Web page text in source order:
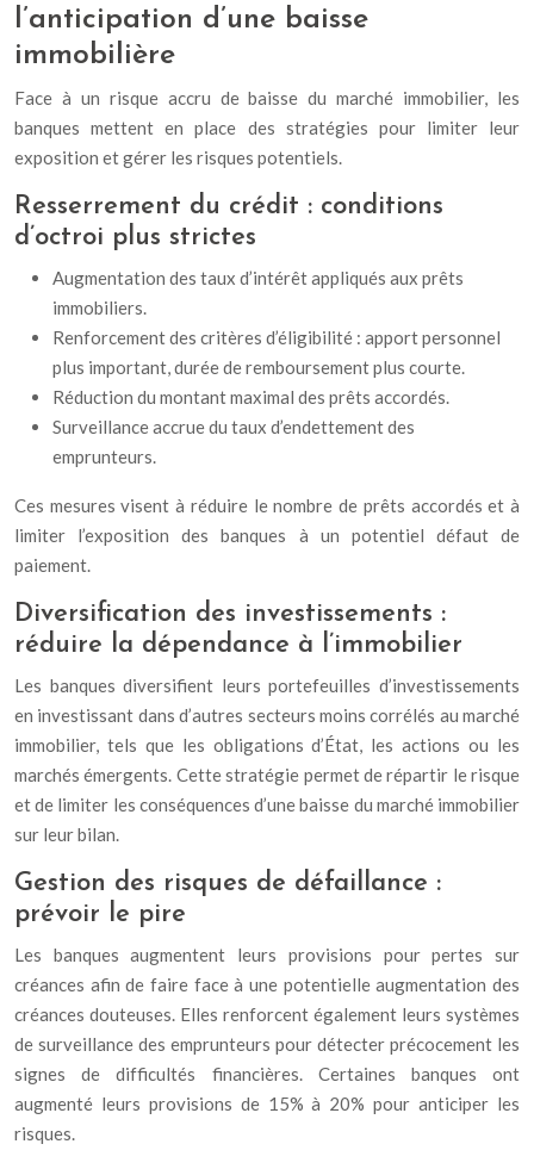
l’anticipation d’une baisse
immobilière
Face à un risque accru de baisse du marché immobilier, les
banques mettent en place des stratégies pour limiter leur
exposition et gérer les risques potentiels.
Resserrement du crédit : conditions
d’octroi plus strictes
Augmentation des taux d’intérêt appliqués aux prêts
immobiliers.
Renforcement des critères d’éligibilité : apport personnel
plus important, durée de remboursement plus courte.
Réduction du montant maximal des prêts accordés.
Surveillance accrue du taux d’endettement des
emprunteurs.
Ces mesures visent à réduire le nombre de prêts accordés et à
limiter l’exposition des banques à un potentiel défaut de
paiement.
Diversification des investissements :
réduire la dépendance à l’immobilier
Les banques diversifient leurs portefeuilles d’investissements
en investissant dans d’autres secteurs moins corrélés au marché
immobilier, tels que les obligations d’État, les actions ou les
marchés émergents. Cette stratégie permet de répartir le risque
et de limiter les conséquences d’une baisse du marché immobilier
sur leur bilan.
Gestion des risques de défaillance :
prévoir le pire
Les banques augmentent leurs provisions pour pertes sur
créances afin de faire face à une potentielle augmentation des
créances douteuses. Elles renforcent également leurs systèmes
de surveillance des emprunteurs pour détecter précocement les
signes de difficultés financières. Certaines banques ont
augmenté leurs provisions de 15% à 20% pour anticiper les
risques.